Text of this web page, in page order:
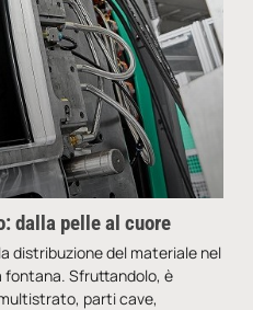
dalla pelle al cuore
distribuzione del materiale nel
fontana. Sfruttandolo, è
parti cave,